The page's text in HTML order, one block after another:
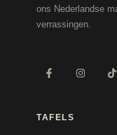
ons Nederlandse
verrassingen.
TAFELS